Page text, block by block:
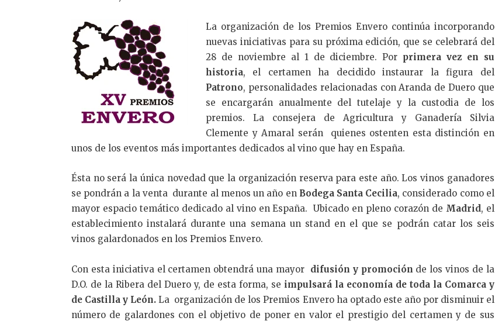
La organización de los Premios Envero continúa incorporando
nuevas iniciativas para su próxima edición, que se celebrará del
28 de noviembre al 1 de diciembre. Por primera vez en su
historia, el certamen ha decidido instaurar la figura del
Patrono, personalidades relacionadas con Aranda de Duero que
se encargarán anualmente del tutelaje y la custodia de los
premios. La consejera de Agricultura y Ganadería Silvia
Clemente y Amaral serán quienes ostenten esta distinción en
unos de los eventos más importantes dedicados al vino que hay en España.
Ésta no será la única novedad que la organización reserva para este año. Los vinos ganadores
se pondrán a la venta durante al menos un año en Bodega Santa Cecilia, considerado como el
mayor espacio temático dedicado al vino en España. Ubicado en pleno corazón de Madrid, el
establecimiento instalará durante una semana un stand en el que se podrán catar los seis
vinos galardonados en los Premios Envero.
Con esta iniciativa el certamen obtendrá una mayor difusión y promoción de los vinos de la
D.O. de la Ribera del Duero y, de esta forma, se impulsará la economía de toda la Comarca y
de Castilla y León.La organización de los Premios Envero ha optado este año por disminuir el
número de galardones con el objetivo de poner en valor el prestigio del certamen y de sus